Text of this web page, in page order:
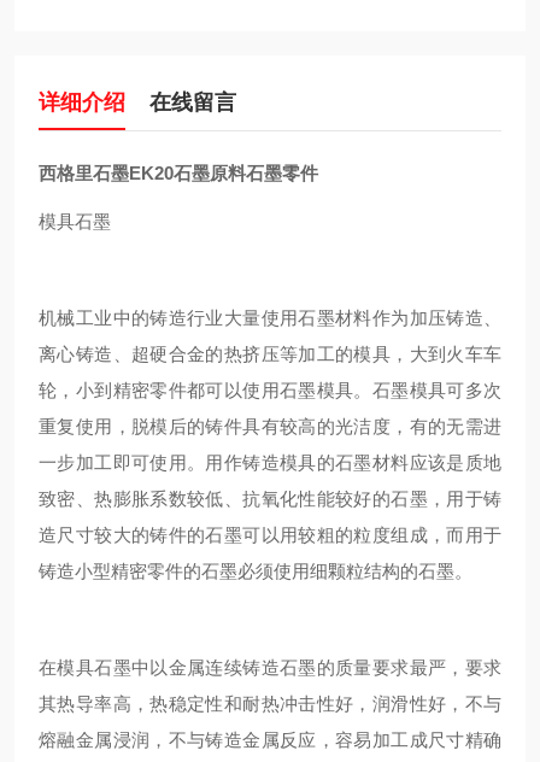
详细介绍 在线留言
西格里石墨EK20石墨原料石墨零件
模具石墨
机械工业中的铸造行业大量使用石墨材料作为加压铸造、
离心铸造、超硬合金的热挤压等加工的模具，大到火车车
轮，小到精密零件都可以使用石墨模具。石墨模具可多次
重复使用，脱模后的铸件具有较高的光洁度，有的无需进
一步加工即可使用。用作铸造模具的石墨材料应该是质地
致密、热膨胀系数较低、抗氧化性能较好的石墨，用于铸
造尺寸较大的铸件的石墨可以用较粗的粒度组成，而用于
铸造小型精密零件的石墨必须使用细颗粒结构的石墨。
在模具石墨中以金属连续铸造石墨的质量要求最严，要求
其热导率高，热稳定性和耐热冲击性好，润滑性好，不与
熔融金属浸润，不与铸造金属反应，容易加工成尺寸精确